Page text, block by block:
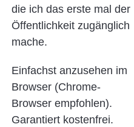
die ich das erste mal der
Öffentlichkeit zugänglich
mache.
Einfachst anzusehen im
Browser (Chrome-
Browser empfohlen).
Garantiert kostenfrei.